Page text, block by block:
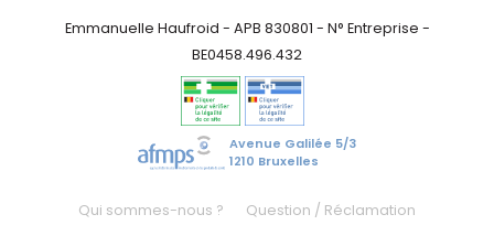
Emmanuelle Haufroid - APB 830801 - N° Entreprise -
BE0458.496.432
Avenue Galilée 5/3
1210 Bruxelles
Qui sommes-nous ? Question / Réclamation